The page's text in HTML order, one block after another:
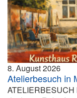
8. August 2026
Atelierbesuch in